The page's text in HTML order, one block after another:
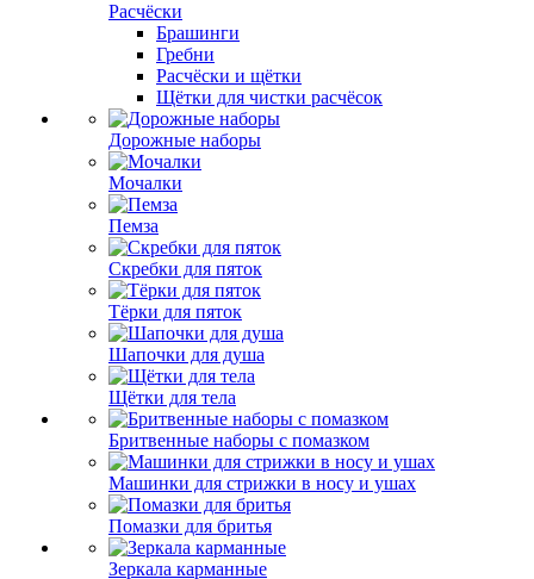
Расчёски
Брашинги
Гребни
Расчёски и щётки
Щётки для чистки расчёсок
Дорожные наборы
Мочалки
Пемза
Скребки для пяток
Тёрки для пяток
Шапочки для душа
Щётки для тела
Бритвенные наборы с помазком
Машинки для стрижки в носу и ушах
Помазки для бритья
Зеркала карманные